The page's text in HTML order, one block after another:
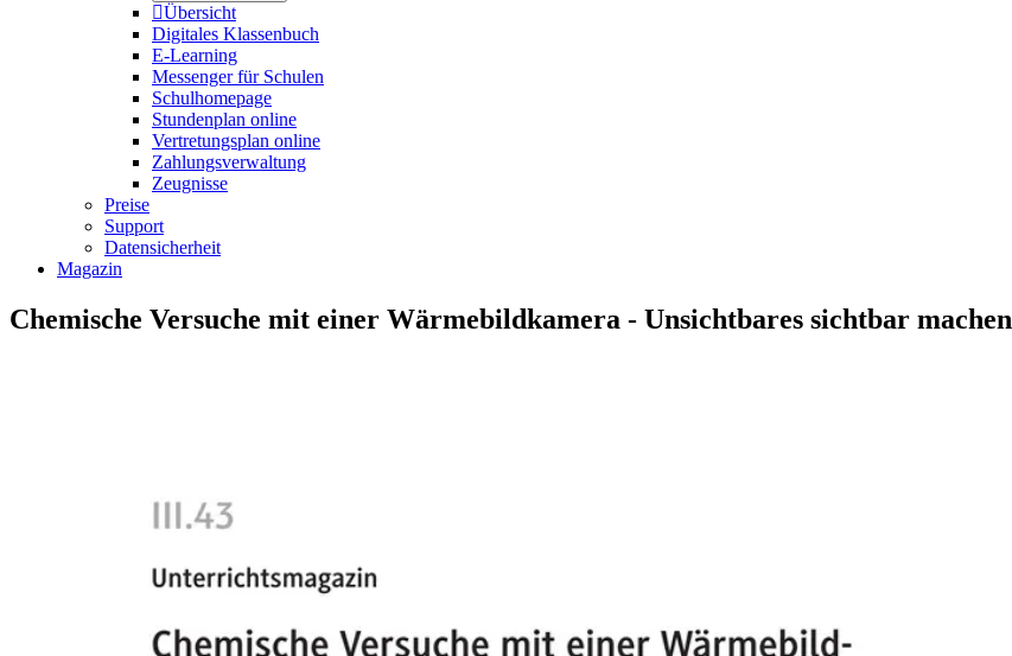
Übersicht
Digitales Klassenbuch
E-Learning
Messenger für Schulen
Schulhomepage
Stundenplan online
Vertretungsplan online
Zahlungsverwaltung
Zeugnisse
Preise
Support
Datensicherheit
Magazin
Chemische Versuche mit einer Wärmebildkamera - Unsichtbares sichtbar machen